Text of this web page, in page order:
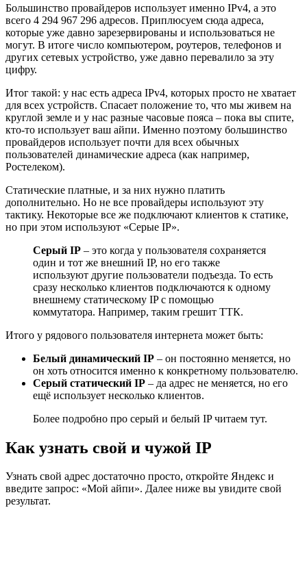
Большинство провайдеров использует именно IPv4, а это
всего 4 294 967 296 адресов. Приплюсуем сюда адреса,
которые уже давно зарезервированы и использоваться не
могут. В итоге число компьютером, роутеров, телефонов и
других сетевых устройство, уже давно перевалило за эту
цифру.
Итог такой: у нас есть адреса IPv4, которых просто не хватает
для всех устройств. Спасает положение то, что мы живем на
круглой земле и у нас разные часовые пояса – пока вы спите,
кто-то использует ваш айпи. Именно поэтому большинство
провайдеров использует почти для всех обычных
пользователей динамические адреса (как например,
Ростелеком).
Статические платные, и за них нужно платить
дополнительно. Но не все провайдеры используют эту
тактику. Некоторые все же подключают клиентов к статике,
но при этом используют «Серые IP».
Серый IP – это когда у пользователя сохраняется
один и тот же внешний IP, но его также
используют другие пользователи подъезда. То есть
сразу несколько клиентов подключаются к одному
внешнему статическому IP с помощью
коммутатора. Например, таким грешит ТТК.
Итого у рядового пользователя интернета может быть:
Белый динамический IP – он постоянно меняется, но
он хоть относится именно к конкретному пользователю.
Серый статический IP – да адрес не меняется, но его
ещё использует несколько клиентов.
Более подробно про серый и белый IP читаем тут.
Как узнать свой и чужой IP
Узнать свой адрес достаточно просто, откройте Яндекс и
введите запрос: «Мой айпи». Далее ниже вы увидите свой
результат.